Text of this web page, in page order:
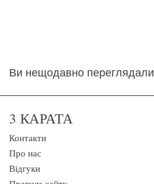
Ви нещодавно переглядали
3 КАРАТА
Контакти
Про нас
Відгуки